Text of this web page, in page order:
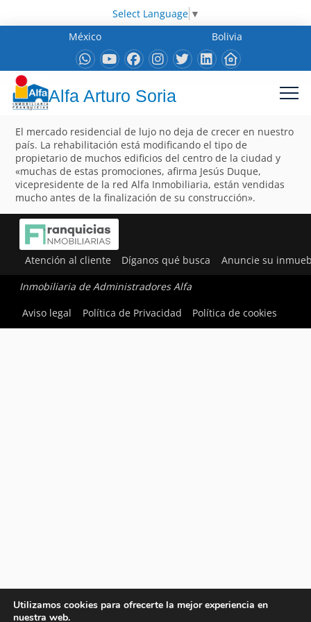
Select Language ▼
México
Bolivia
Alfa Arturo Soria
El mercado residencial de lujo no deja de crecer en nuestro
país. La rehabilitación está modificando el tipo de
propietario de muchos edificios del centro de la ciudad y
«muchas de estas promociones, afirma Jesús Duque,
vicepresidente de la red Alfa Inmobiliaria, están vendidas
mucho antes de la finalización de su construcción».
Atención al cliente Díganos qué busca Anuncie su
Inmobiliaria de Administradores Alfa
Aviso legal
Política de Privacidad Política de cookies
Utilizamos cookies para ofrecerte la mejor experiencia en
nuestra web.